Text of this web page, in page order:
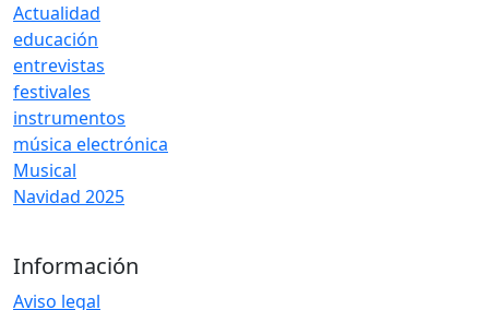
Actualidad
educación
entrevistas
festivales
instrumentos
música electrónica
Musical
Navidad 2025
Información
Aviso legal